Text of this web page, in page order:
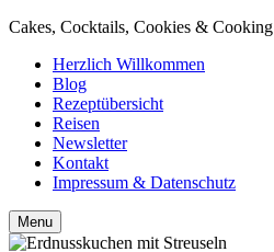
Cakes, Cocktails, Cookies & Cooking
Herzlich Willkommen
Blog
Rezeptübersicht
Reisen
Newsletter
Kontakt
Impressum & Datenschutz
Search
Menu